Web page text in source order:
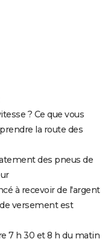
? Ce que vous
la route des
des pneus de
à recevoir de l'argent
versement est
7 h 30 et 8 h du matin